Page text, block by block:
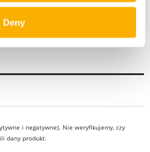
Deny
i negatywne). Nie weryfikujemy, czy
dany produkt.